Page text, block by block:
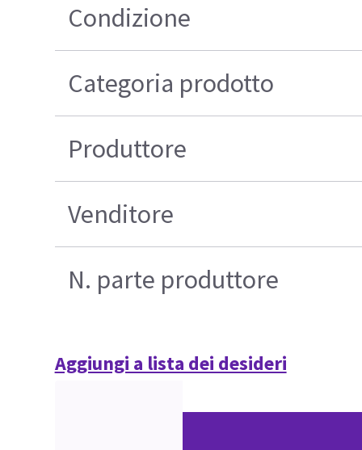
Condizione
Categoria prodotto
Produttore
Venditore
N. parte produttore
Aggiungi a lista dei desideri